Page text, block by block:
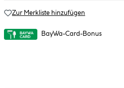
Zur Merkliste hinzufügen
BayWa-Card-Bonus